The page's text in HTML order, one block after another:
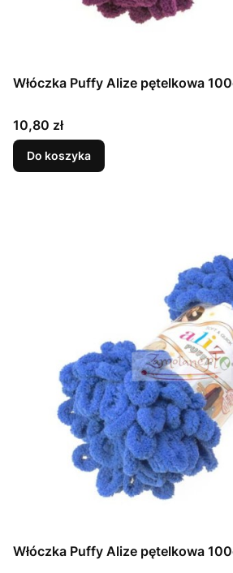
Włóczka Puffy Alize pętelkowa
Cena
10,80 zł
Do koszyka
Włóczka Puffy Alize pętelkowa